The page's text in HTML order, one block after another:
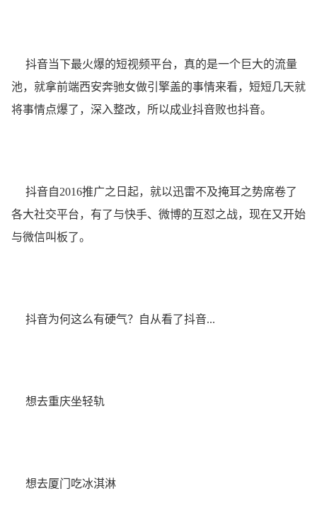
抖音当下最火爆的短视频平台，真的是一个巨大的流量
池，就拿前端西安奔驰女做引擎盖的事情来看，短短几天就
将事情点爆了，深入整改，所以成业抖音败也抖音。
抖音自2016推广之日起，就以迅雷不及掩耳之势席卷了
各大社交平台，有了与快手、微博的互怼之战，现在又开始
与微信叫板了。
抖音为何这么有硬气？自从看了抖音...
想去重庆坐轻轨
想去厦门吃冰淇淋